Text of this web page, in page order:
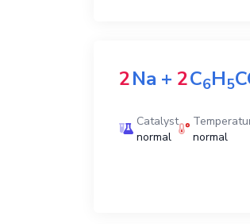
2Na + 2C6H5
Catalyst
normal
normal